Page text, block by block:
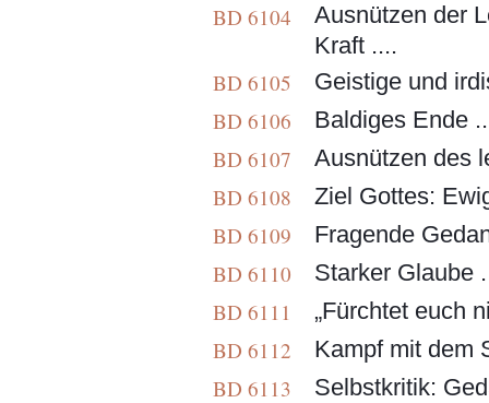
BD 6104
Ausnützen der
Kraft ....
BD 6105
Geistige und
BD 6106
Baldiges Ende
BD 6107
Ausnützen des
BD 6108
Ziel Gottes:
BD 6109
Fragende
BD 6110
Starker Glaube
BD 6111
„Fürchtet euch
BD 6112
Kampf mit dem
BD 6113
Selbstkritik: